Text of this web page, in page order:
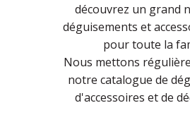
découvrez un grand
déguisements et
pour toute la
Nous mettons
notre catalogue de
d'accessoires et de